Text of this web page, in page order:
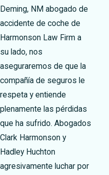
Deming, NM abogado de
accidente de coche de
Harmonson Law Firm a
su lado, nos
aseguraremos de que la
compañía de seguros le
respeta y entiende
plenamente las pérdidas
que ha sufrido. Abogados
Clark Harmonson y
Hadley Huchton
agresivamente luchar por